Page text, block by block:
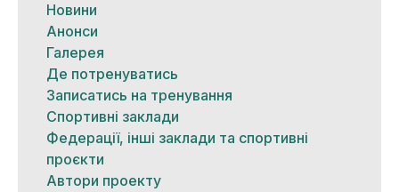
Новини
Анонси
Галерея
Де потренуватись
Записатись на тренування
Спортивні заклади
Федерації, інші заклади та спортивні
проєкти
Автори проекту